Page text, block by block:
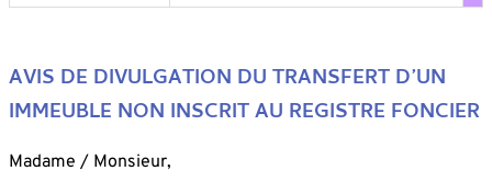
AVIS DE DIVULGATION DU TRANSFERT D’UN
IMMEUBLE NON INSCRIT AU REGISTRE FONCIER
Madame / Monsieur,